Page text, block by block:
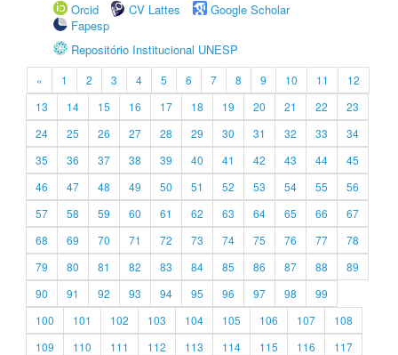
Orcid
CV Lattes
Google Scholar
Fapesp
Repositório Institucional UNESP
« 1 2 3 4 5 6 7 8 9 10 11
12
13
14 15 16 17 18 19 20 21 22
23
24
25 26 27 28 29 30 31 32 33
34
35
36 37 38 39 40 41 42 43 44
45
46
47 48 49 50 51 52 53 54 55
56
57
58 59 60 61 62 63 64 65 66
67
68
69 70 71 72 73 74 75 76 77
78
79
80 81 82 83 84 85 86 87 88
89
90
91 92 93 94 95 96 97 98
99
100
101 102 103 104 105 106 107
108
109
110 111 112 113 114 115 116
117